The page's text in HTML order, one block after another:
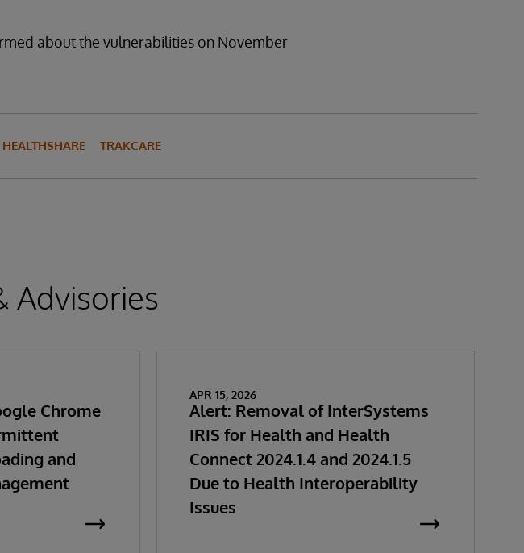
about the vulnerabilities on November
HEALTHSHARE TRAKCARE
Advisories
Chrome
and
APR 15, 2026
Alert: Removal of InterSystems
IRIS for Health and Health
Connect 2024.1.4 and 2024.1.5
Due to Health Interoperability
Issues